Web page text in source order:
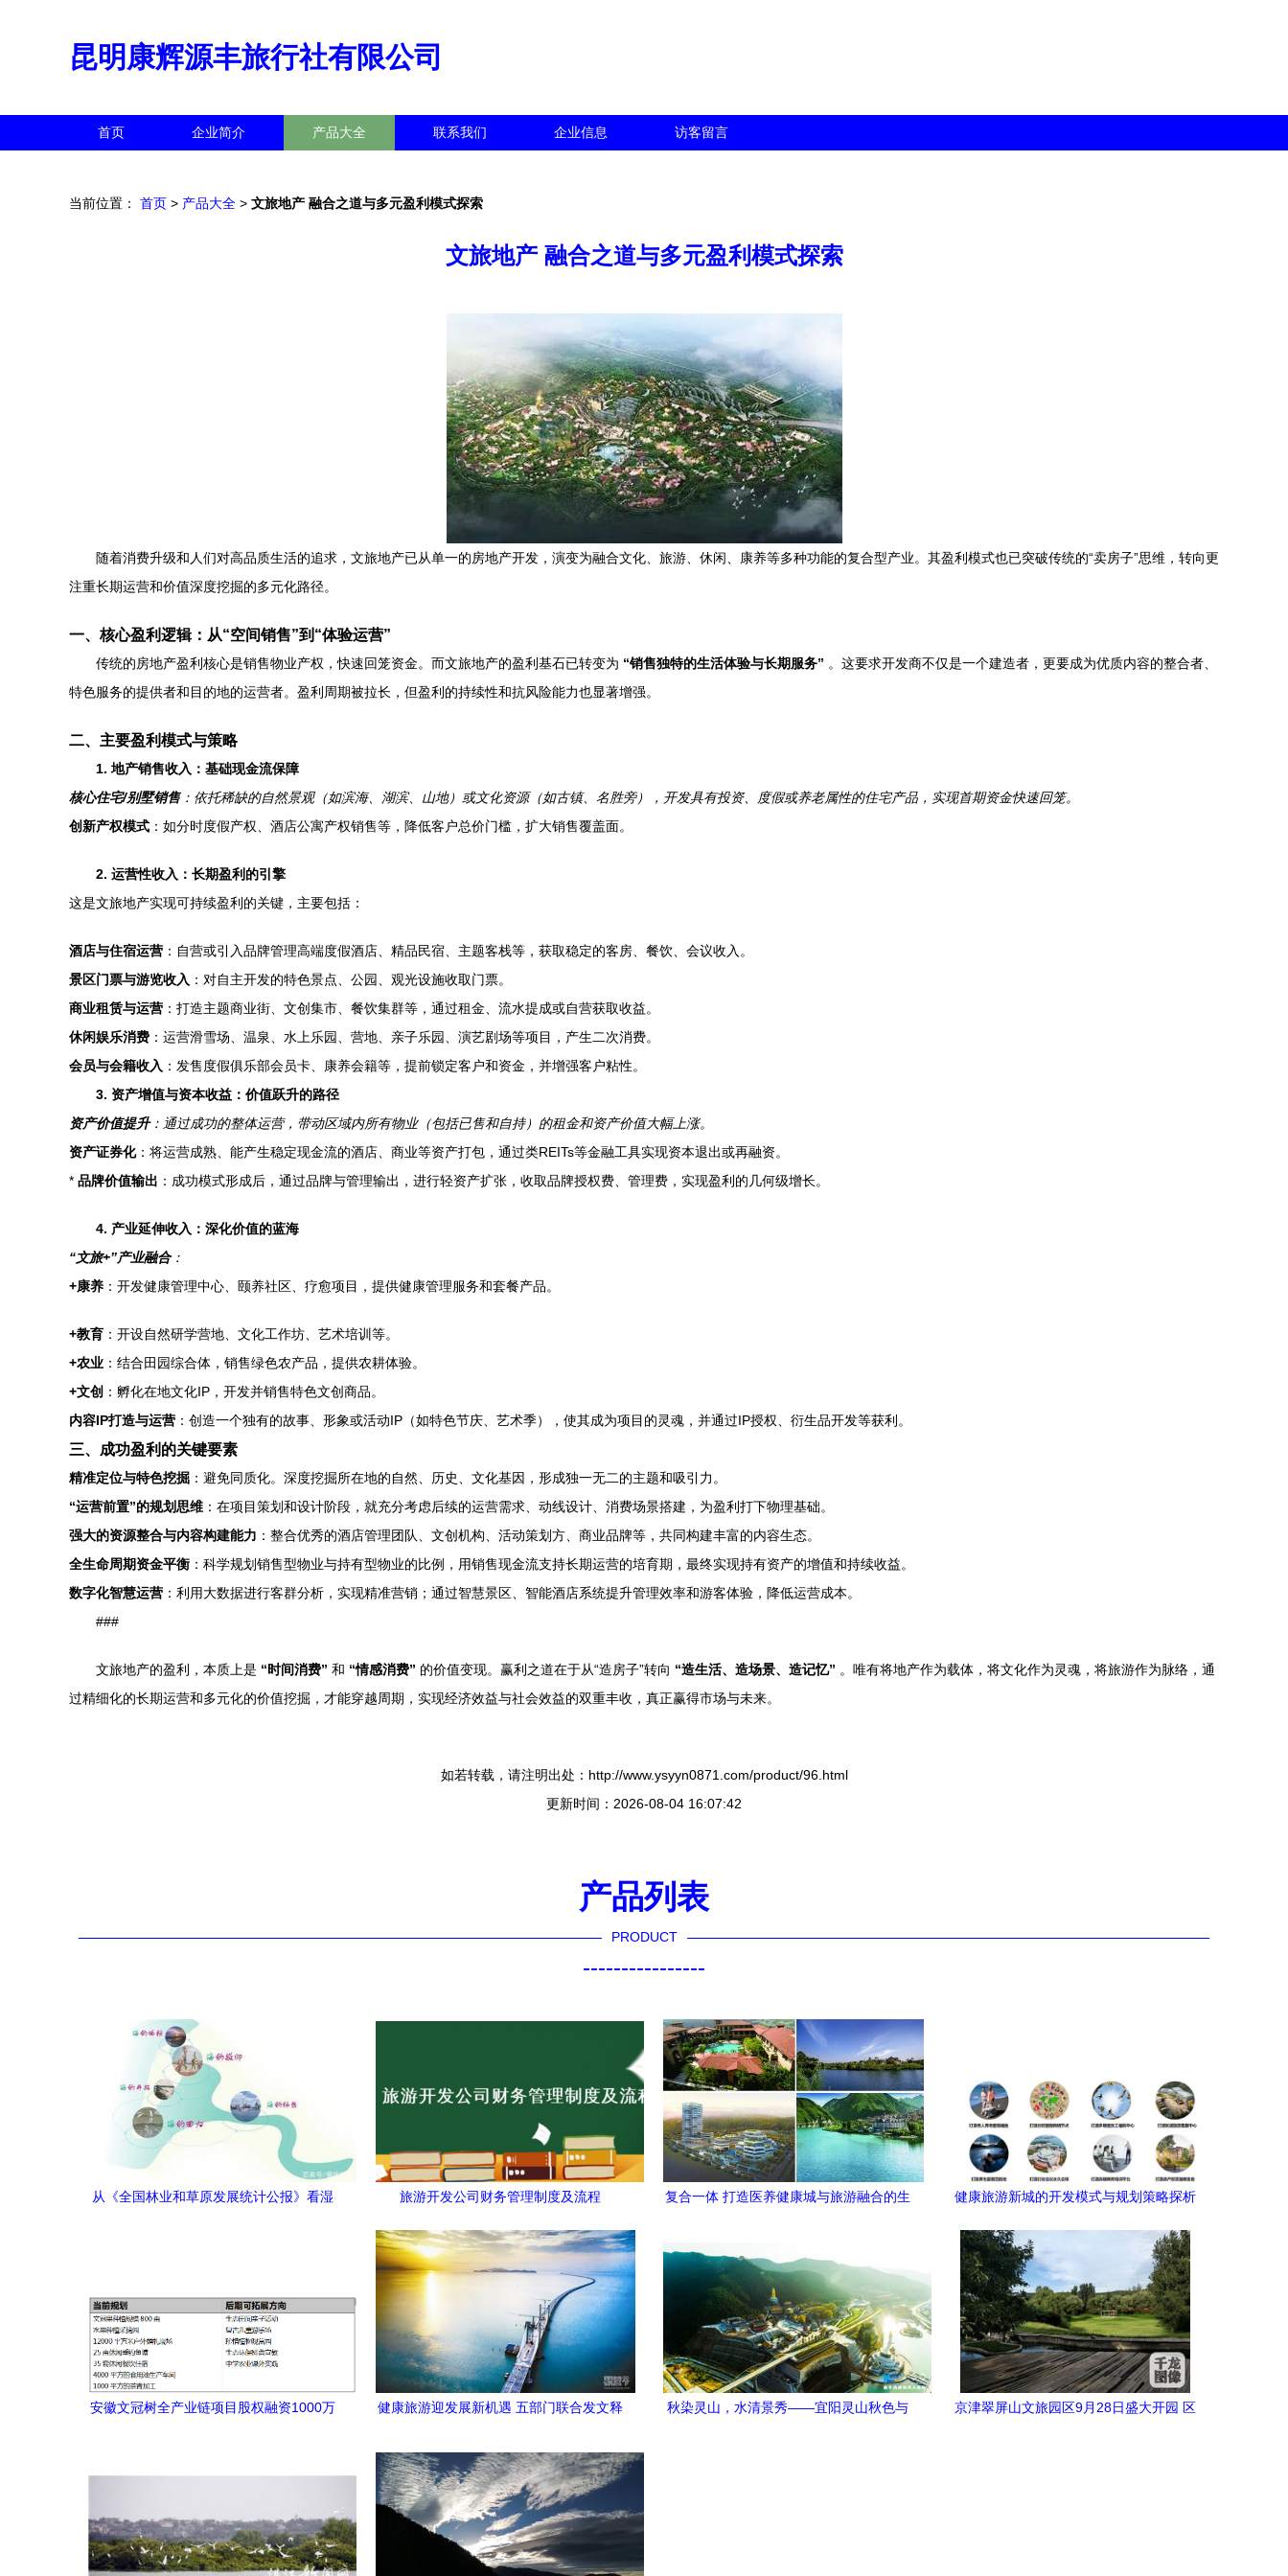
昆明康辉源丰旅行社有限公司
首页 企业简介 产品大全 联系我们 企业信息 访客留言
当前位置： 首页 > 产品大全 > 文旅地产 融合之道与多元盈利模式探索
文旅地产 融合之道与多元盈利模式探索
随着消费升级和人们对高品质生活的追求，文旅地产已从单一的房地产开发，演变为融合文化、旅游、休闲、康养等多种功能的复合型产业。其盈利模式也已突破传统的“卖房子”思维，转向更
注重长期运营和价值深度挖掘的多元化路径。
一、核心盈利逻辑：从“空间销售”到“体验运营”
传统的房地产盈利核心是销售物业产权，快速回笼资金。而文旅地产的盈利基石已转变为 “销售独特的生活体验与长期服务” 。这要求开发商不仅是一个建造者，更要成为优质内容的整合者、
特色服务的提供者和目的地的运营者。盈利周期被拉长，但盈利的持续性和抗风险能力也显著增强。
二、主要盈利模式与策略
1. 地产销售收入：基础现金流保障
核心住宅/别墅销售：依托稀缺的自然景观（如滨海、湖滨、山地）或文化资源（如古镇、名胜旁），开发具有投资、度假或养老属性的住宅产品，实现首期资金快速回笼。
创新产权模式 ：如分时度假产权、酒店公寓产权销售等，降低客户总价门槛，扩大销售覆盖面。
2. 运营性收入：长期盈利的引擎
这是文旅地产实现可持续盈利的关键，主要包括：
酒店与住宿运营 ：自营或引入品牌管理高端度假酒店、精品民宿、主题客栈等，获取稳定的客房、餐饮、会议收入。
景区门票与游览收入 ：对自主开发的特色景点、公园、观光设施收取门票。
商业租赁与运营 ：打造主题商业街、文创集市、餐饮集群等，通过租金、流水提成或自营获取收益。
休闲娱乐消费 ：运营滑雪场、温泉、水上乐园、营地、亲子乐园、演艺剧场等项目，产生二次消费。
会员与会籍收入 ：发售度假俱乐部会员卡、康养会籍等，提前锁定客户和资金，并增强客户粘性。
3. 资产增值与资本收益：价值跃升的路径
资产价值提升：通过成功的整体运营，带动区域内所有物业（包括已售和自持）的租金和资产价值大幅上涨。
资产证券化：将运营成熟、能产生稳定现金流的酒店、商业等资产打包，通过类REITs等金融工具实现资本退出或再融资。
* 品牌价值输出 ：成功模式形成后，通过品牌与管理输出，进行轻资产扩张，收取品牌授权费、管理费，实现盈利的几何级增长。
4. 产业延伸收入：深化价值的蓝海
“文旅+”产业融合：
+康养 ：开发健康管理中心、颐养社区、疗愈项目，提供健康管理服务和套餐产品。
+教育 ：开设自然研学营地、文化工作坊、艺术培训等。
+农业 ：结合田园综合体，销售绿色农产品，提供农耕体验。
+文创 ：孵化在地文化IP，开发并销售特色文创商品。
内容IP打造与运营 ：创造一个独有的故事、形象或活动IP（如特色节庆、艺术季），使其成为项目的灵魂，并通过IP授权、衍生品开发等获利。
三、成功盈利的关键要素
精准定位与特色挖掘 ：避免同质化。深度挖掘所在地的自然、历史、文化基因，形成独一无二的主题和吸引力。
“运营前置”的规划思维 ：在项目策划和设计阶段，就充分考虑后续的运营需求、动线设计、消费场景搭建，为盈利打下物理基础。
强大的资源整合与内容构建能力 ：整合优秀的酒店管理团队、文创机构、活动策划方、商业品牌等，共同构建丰富的内容生态。
全生命周期资金平衡 ：科学规划销售型物业与持有型物业的比例，用销售现金流支持长期运营的培育期，最终实现持有资产的增值和持续收益。
数字化智慧运营 ：利用大数据进行客群分析，实现精准营销；通过智慧景区、智能酒店系统提升管理效率和游客体验，降低运营成本。
###
文旅地产的盈利，本质上是 “时间消费” 和 “情感消费” 的价值变现。赢利之道在于从“造房子”转向 “造生活、造场景、造记忆” 。唯有将地产作为载体，将文化作为灵魂，将旅游作为脉络，通
过精细化的长期运营和多元化的价值挖掘，才能穿越周期，实现经济效益与社会效益的双重丰收，真正赢得市场与未来。
如若转载，请注明出处：http://www.ysyyn0871.com/product/96.html
更新时间：2026-08-04 16:07:42
产品列表
PRODUCT
----------------
从《全国林业和草原发展统计公报》看湿
旅游开发公司财务管理制度及流程
复合一体 打造医养健康城与旅游融合的生
健康旅游新城的开发模式与规划策略探析
安徽文冠树全产业链项目股权融资1000万
健康旅游迎发展新机遇 五部门联合发文释
秋染灵山，水清景秀——宜阳灵山秋色与
京津翠屏山文旅园区9月28日盛大开园 区